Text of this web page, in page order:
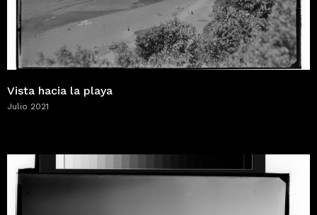
Vista hacia la playa
Julio 2021